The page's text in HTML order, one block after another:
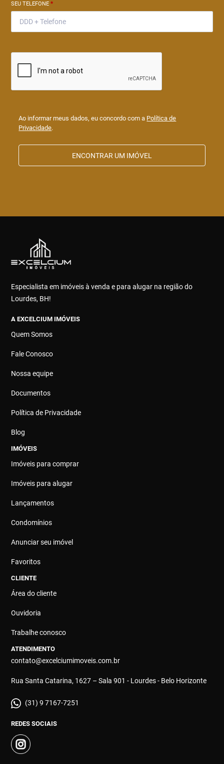
SEU TELEFONE*
Ao informar meus dados, eu concordo com a Política de
Privacidade.
ENCONTRAR UM IMÓVEL
Especialista em imóveis à venda e para alugar na região do
Lourdes, BH!
A EXCELCIUM IMÓVEIS
Quem Somos
Fale Conosco
Nossa equipe
Documentos
Política de Privacidade
Blog
IMÓVEIS
Imóveis para comprar
Imóveis para alugar
Lançamentos
Condomínios
Anunciar seu imóvel
Favoritos
CLIENTE
Área do cliente
Ouvidoria
Trabalhe conosco
ATENDIMENTO
contato@excelciumimoveis.com.br
Rua Santa Catarina, 1627 – Sala 901 - Lourdes - Belo Horizonte
(31) 9 7167-7251
REDES SOCIAIS